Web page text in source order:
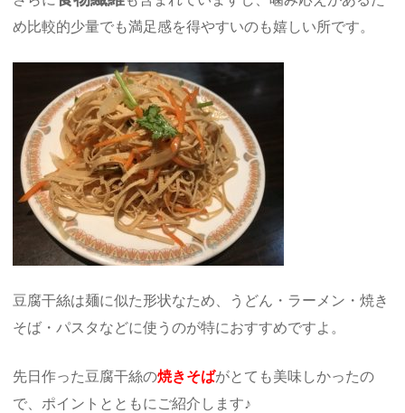
め比較的少量でも満足感を得やすいのも嬉しい所です。
豆腐干絲は麺に似た形状なため、うどん・ラーメン・焼き
そば・パスタなどに使うのが特におすすめですよ。
先日作った豆腐干絲の焼きそばがとても美味しかったの
で、ポイントとともにご紹介します♪